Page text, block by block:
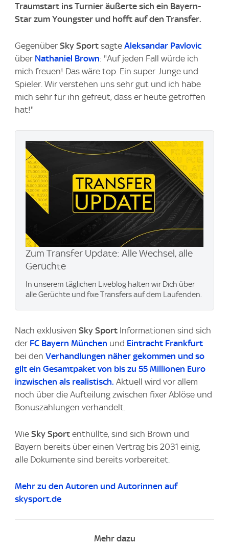
Traumstart ins Turnier äußerte sich ein Bayern-
Star zum Youngster und hofft auf den Transfer.
Gegenüber Sky Sport sagte Aleksandar Pavlovic
über Nathaniel Brown: "Auf jeden Fall würde ich
mich freuen! Das wäre top. Ein super Junge und
Spieler. Wir verstehen uns sehr gut und ich habe
mich sehr für ihn gefreut, dass er heute getroffen
hat!"
Zum Transfer Update: Alle Wechsel, alle
Gerüchte
In unserem täglichen Liveblog halten wir Dich über
alle Gerüchte und fixe Transfers auf dem Laufenden.
Nach exklusiven Sky Sport Informationen sind sich
der FC Bayern München und Eintracht Frankfurt
bei den Verhandlungen näher gekommen und so
gilt ein Gesamtpaket von bis zu 55 Millionen Euro
inzwischen als realistisch. Aktuell wird vor allem
noch über die Aufteilung zwischen fixer Ablöse und
Bonuszahlungen verhandelt.
Wie Sky Sport enthüllte, sind sich Brown und
Bayern bereits über einen Vertrag bis 2031 einig,
alle Dokumente sind bereits vorbereitet.
Mehr zu den Autoren und Autorinnen auf
skysport.de
Mehr dazu